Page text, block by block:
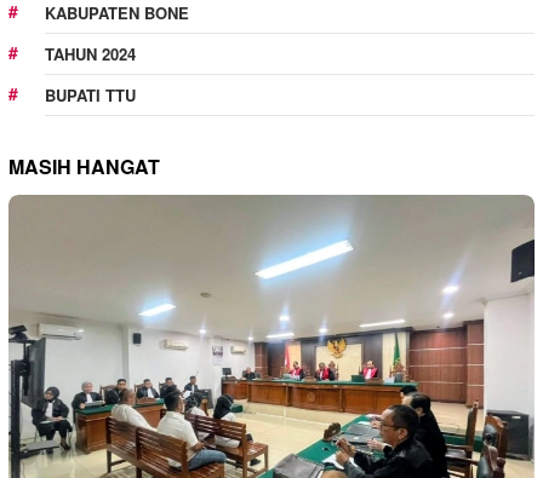
KABUPATEN BONE
TAHUN 2024
BUPATI TTU
MASIH HANGAT